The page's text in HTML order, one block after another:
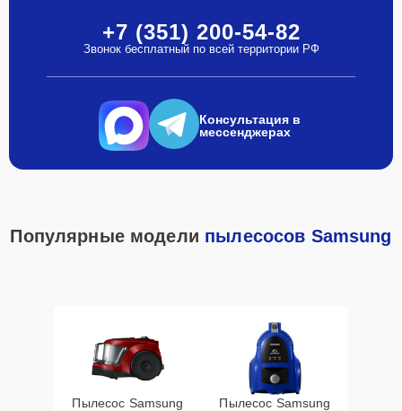
+7 (351) 200-54-82
Звонок бесплатный по всей территории РФ
Консультация в
мессенджерах
Популярные модели пылесосов Samsung
Пылесос Samsung
Пылесос Samsung